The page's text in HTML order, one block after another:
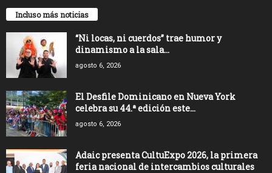
Incluso más noticias
“Ni locas, ni cuerdos” trae humor y
dinamismo a la sala...
agosto 6, 2026
El Desfile Dominicano en Nueva York
celebra su 44.ª edición este...
agosto 6, 2026
Adaic presenta CultuExpo 2026, la primera
feria nacional de intercambios culturales